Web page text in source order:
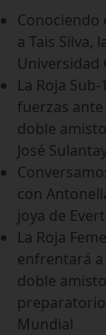
a Tais Silva,
Universidad
La Roja
fuerzas
doble
José
con
joya de
La Roja
enfrentará
doble
Mundial